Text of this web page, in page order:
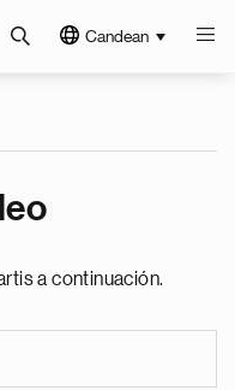
Candean
a continuación.